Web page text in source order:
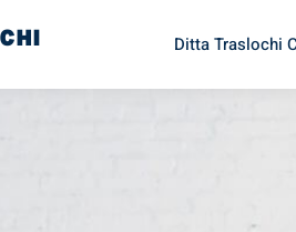
Ditta Traslochi